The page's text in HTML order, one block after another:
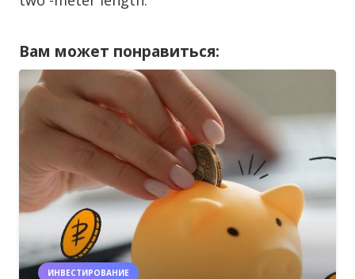
Вам может понравиться:
ИНВЕСТИРОВАНИЕ